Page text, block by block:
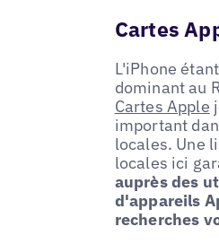
Cartes
L'iPhone
dominant au
Cartes Apple
important
locales. Une
locales ici
auprès des
d'appareils
recherches